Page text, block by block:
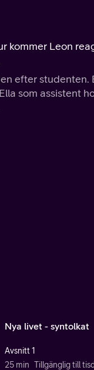
kommer Leon
efter
som assistent
Nya livet - syntolkat
Avsnitt 1
25 min Tillgänglig till